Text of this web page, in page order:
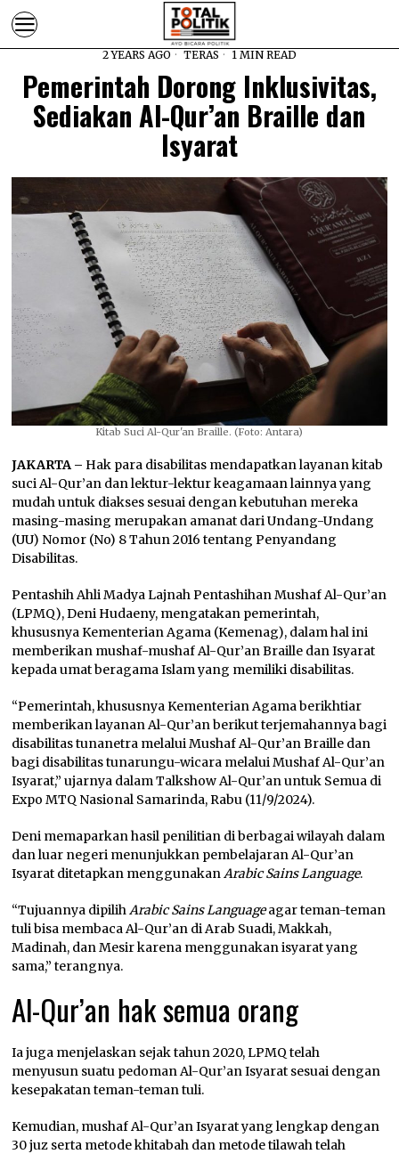
2 YEARS AGO TERAS 1 MIN READ
Pemerintah Dorong Inklusivitas,
Sediakan Al-Qur’an Braille dan
Isyarat
Kitab Suci Al-Qur'an Braille. (Foto: Antara)
JAKARTA – Hak para disabilitas mendapatkan layanan kitab
suci Al-Qur’an dan lektur-lektur keagamaan lainnya yang
mudah untuk diakses sesuai dengan kebutuhan mereka
masing-masing merupakan amanat dari Undang-Undang
(UU) Nomor (No) 8 Tahun 2016 tentang Penyandang
Disabilitas.
Pentashih Ahli Madya Lajnah Pentashihan Mushaf Al-Qur’an
(LPMQ), Deni Hudaeny, mengatakan pemerintah,
khususnya Kementerian Agama (Kemenag), dalam hal ini
memberikan mushaf-mushaf Al-Qur’an Braille dan Isyarat
kepada umat beragama Islam yang memiliki disabilitas.
“Pemerintah, khususnya Kementerian Agama berikhtiar
memberikan layanan Al-Qur’an berikut terjemahannya bagi
disabilitas tunanetra melalui Mushaf Al-Qur’an Braille dan
bagi disabilitas tunarungu-wicara melalui Mushaf Al-Qur’an
Isyarat,” ujarnya dalam Talkshow Al-Qur’an untuk Semua di
Expo MTQ Nasional Samarinda, Rabu (11/9/2024).
Deni memaparkan hasil penilitian di berbagai wilayah dalam
dan luar negeri menunjukkan pembelajaran Al-Qur’an
Isyarat ditetapkan menggunakan Arabic Sains Language.
“Tujuannya dipilih Arabic Sains Languageagar teman-teman
tuli bisa membaca Al-Qur’an di Arab Suadi, Makkah,
Madinah, dan Mesir karena menggunakan isyarat yang
sama,” terangnya.
Al-Qur’an hak semua orang
Ia juga menjelaskan sejak tahun 2020, LPMQ telah
menyusun suatu pedoman Al-Qur’an Isyarat sesuai dengan
kesepakatan teman-teman tuli.
Kemudian, mushaf Al-Qur’an Isyarat yang lengkap dengan
30 juz serta metode khitabah dan metode tilawah telah